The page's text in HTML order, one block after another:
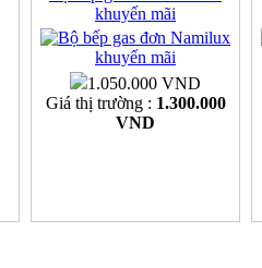
khuyến mãi
1.050.000 VND
Giá thị trường : 1.300.000
VND